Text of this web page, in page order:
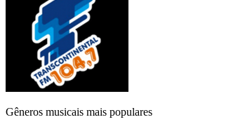
Gêneros musicais mais populares